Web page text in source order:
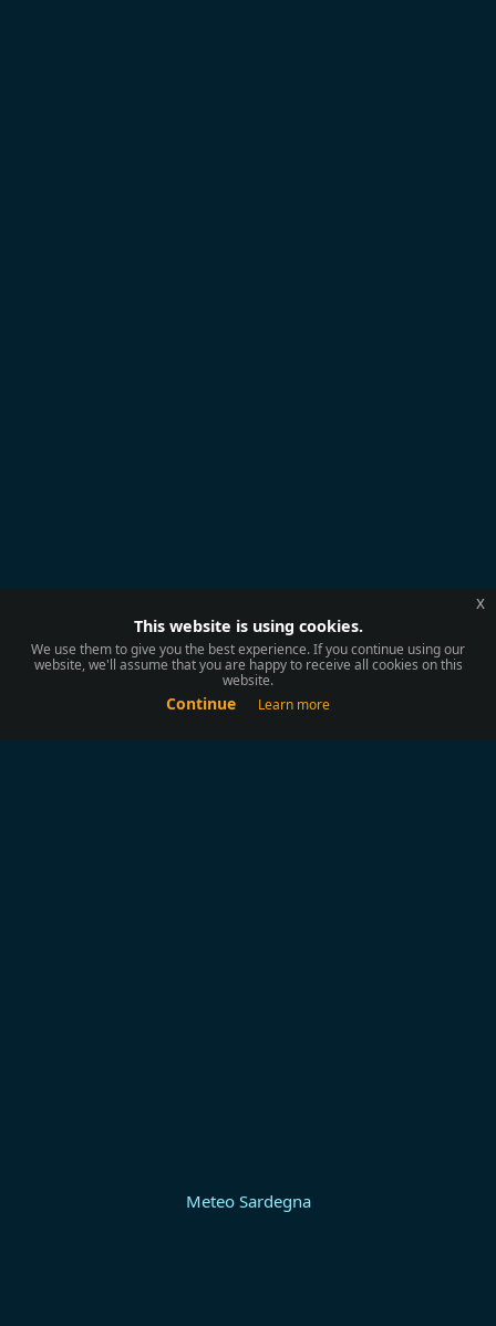
Meteo Sardegna
This website is using cookies.
We use them to give you the best experience. If you continue using our
website, we'll assume that you are happy to receive all cookies on this
website.
Continue Learn more
x